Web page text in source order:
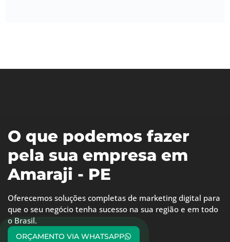
O que podemos fazer
pela sua empresa em
Amaraji - PE
Oferecemos soluções completas de marketing digital para
que o seu negócio tenha sucesso na sua região e em todo
o Brasil.
ORÇAMENTO VIA WHATSAPP